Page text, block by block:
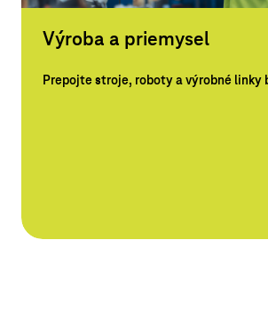
Výroba a priemysel
Prepojte stroje, roboty a výrobné linky